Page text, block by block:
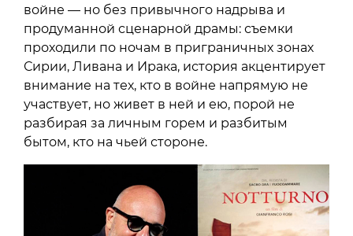
войне — но без привычного надрыва и
продуманной сценарной драмы: съемки
проходили по ночам в приграничных зонах
Сирии, Ливана и Ирака, история акцентирует
внимание на тех, кто в войне напрямую не
участвует, но живет в ней и ею, порой не
разбирая за личным горем и разбитым
бытом, кто на чьей стороне.